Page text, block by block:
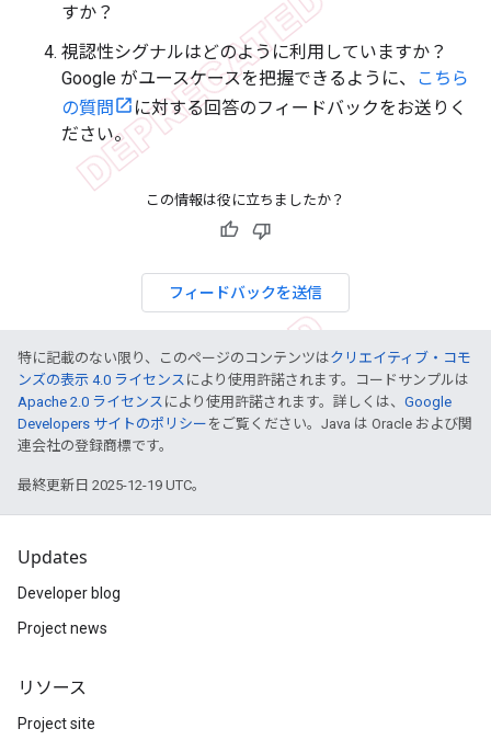
すか？
視認性シグナルはどのように利用していますか？
Google がユースケースを把握できるように、
こちら
の質問
に対する回答のフィードバックをお送りく
ださい。
この情報は役に立ちましたか？
フィードバックを送信
特に記載のない限り、このページのコンテンツはクリエイティブ・コモ
ンズの表示 4.0 ライセンス により使用許諾されます。コードサンプルは
Apache 2.0 ライセンス により使用許諾されます。詳しくは、 Google
Developers サイトのポリシー をご覧ください。Java は Oracle および関
連会社の登録商標です。
最終更新日 2025-12-19 UTC。
Updates
Developer blog
Project news
リソース
Project site